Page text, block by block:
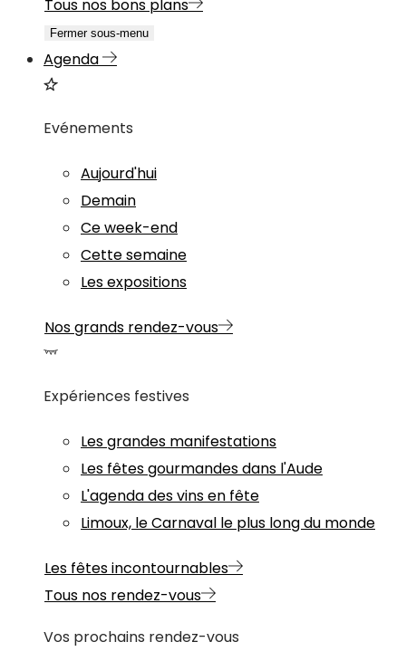
Tous nos bons plans
Fermer sous-menu
Agenda
Evénements
Aujourd'hui
Demain
Ce week-end
Cette semaine
Les expositions
Nos grands rendez-vous
Expériences festives
Les grandes manifestations
Les fêtes gourmandes dans l'Aude
L'agenda des vins en fête
Limoux, le Carnaval le plus long du monde
Les fêtes incontournables
Tous nos rendez-vous
Vos prochains rendez-vous